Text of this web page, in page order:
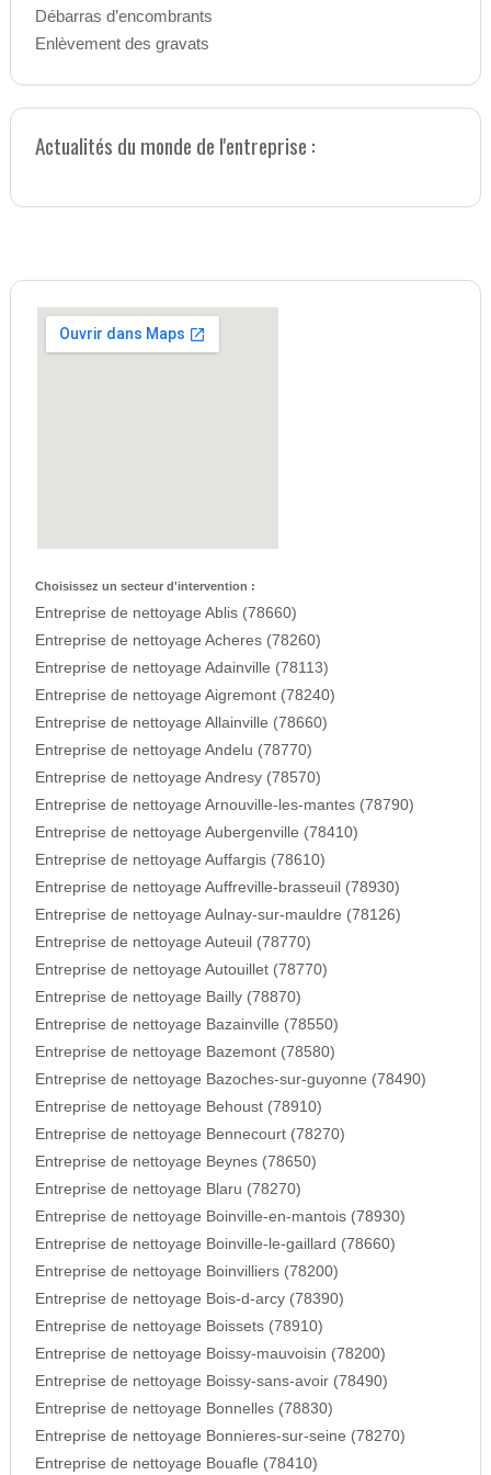
Débarras d’encombrants
Enlèvement des gravats
Actualités du monde de l'entreprise :
Choisissez un secteur d'intervention :
Entreprise de nettoyage Ablis (78660)
Entreprise de nettoyage Acheres (78260)
Entreprise de nettoyage Adainville (78113)
Entreprise de nettoyage Aigremont (78240)
Entreprise de nettoyage Allainville (78660)
Entreprise de nettoyage Andelu (78770)
Entreprise de nettoyage Andresy (78570)
Entreprise de nettoyage Arnouville-les-mantes (78790)
Entreprise de nettoyage Aubergenville (78410)
Entreprise de nettoyage Auffargis (78610)
Entreprise de nettoyage Auffreville-brasseuil (78930)
Entreprise de nettoyage Aulnay-sur-mauldre (78126)
Entreprise de nettoyage Auteuil (78770)
Entreprise de nettoyage Autouillet (78770)
Entreprise de nettoyage Bailly (78870)
Entreprise de nettoyage Bazainville (78550)
Entreprise de nettoyage Bazemont (78580)
Entreprise de nettoyage Bazoches-sur-guyonne (78490)
Entreprise de nettoyage Behoust (78910)
Entreprise de nettoyage Bennecourt (78270)
Entreprise de nettoyage Beynes (78650)
Entreprise de nettoyage Blaru (78270)
Entreprise de nettoyage Boinville-en-mantois (78930)
Entreprise de nettoyage Boinville-le-gaillard (78660)
Entreprise de nettoyage Boinvilliers (78200)
Entreprise de nettoyage Bois-d-arcy (78390)
Entreprise de nettoyage Boissets (78910)
Entreprise de nettoyage Boissy-mauvoisin (78200)
Entreprise de nettoyage Boissy-sans-avoir (78490)
Entreprise de nettoyage Bonnelles (78830)
Entreprise de nettoyage Bonnieres-sur-seine (78270)
Entreprise de nettoyage Bouafle (78410)